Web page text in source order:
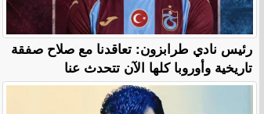
رئيس نادي طرابزون: تعاقدنا مع صلاح صفقة
تاريخية وأوروبا كلها الآن تتحدث عنا